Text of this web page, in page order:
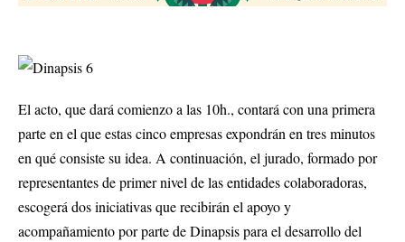
El acto, que dará comienzo a las 10h., contará con una primera
parte en el que estas cinco empresas expondrán en tres minutos
en qué consiste su idea. A continuación, el jurado, formado por
representantes de primer nivel de las entidades colaboradoras,
escogerá dos iniciativas que recibirán el apoyo y
acompañamiento por parte de Dinapsis para el desarrollo del